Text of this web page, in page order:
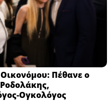
Πέθανε ο
Ογκολόγος